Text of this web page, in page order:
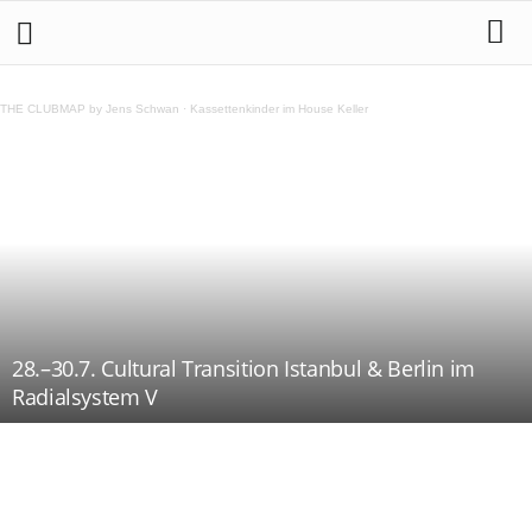
THE CLUBMAP by Jens Schwan · Kassettenkinder im House Keller
28.–30.7. Cultural Transition Istanbul & Berlin im
Radialsystem V